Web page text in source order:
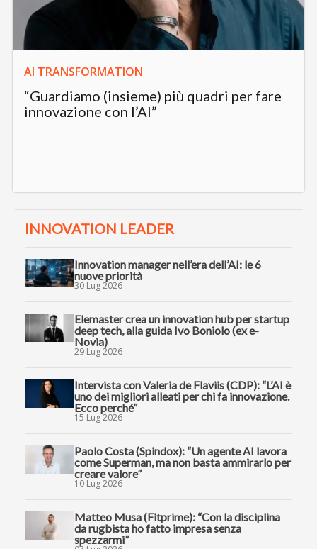
AI TRANSFORMATION
“Guardiamo (insieme) più quadri per fare
innovazione con l’AI”
INNOVATION LEADER
Innovation manager nell’era dell’AI: le 6
nuove priorità
30 Lug 2026
Elemaster crea un innovation hub per startup
deep tech, alla guida Ivo Boniolo (ex e-
Novia)
29 Lug 2026
Intervista con Valeria de Flaviis (CDP): “L’AI è
uno dei migliori alleati per chi fa innovazione.
Ecco perché”
15 Lug 2026
Paolo Costa (Spindox): “Un agente AI lavora
come Superman, ma non basta ammirarlo per
creare valore”
10 Lug 2026
Matteo Musa (Fitprime): “Con la disciplina
da rugbista ho fatto impresa senza
spezzarmi”